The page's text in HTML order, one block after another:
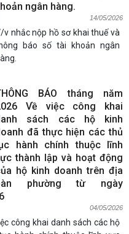
ngân hàng.
14/05/2026
v nhắc nộp hồ sơ khai thuế và
báo số tài khoản ngân
BÁO tháng năm
Về việc công khai
sách các hộ kinh
đã thực hiện các thủ
hành chính thuộc lĩnh
thành lập và hoạt động
hộ kinh doanh trên địa
phường từ ngày
04/05/2026
công khai danh sách các hộ